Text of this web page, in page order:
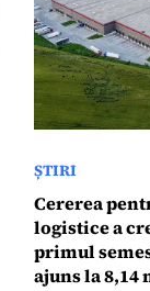
ȘTIRI
Cererea
logistice a
primul
ajuns la 8,14